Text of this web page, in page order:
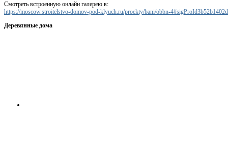
Смотреть встроенную онлайн галерею в:
https://moscow.stroitelstvo-domov-pod-klyuch.ru/proekty/bani/obbn-4#sigProId3b52b1402d
Деревянные дома